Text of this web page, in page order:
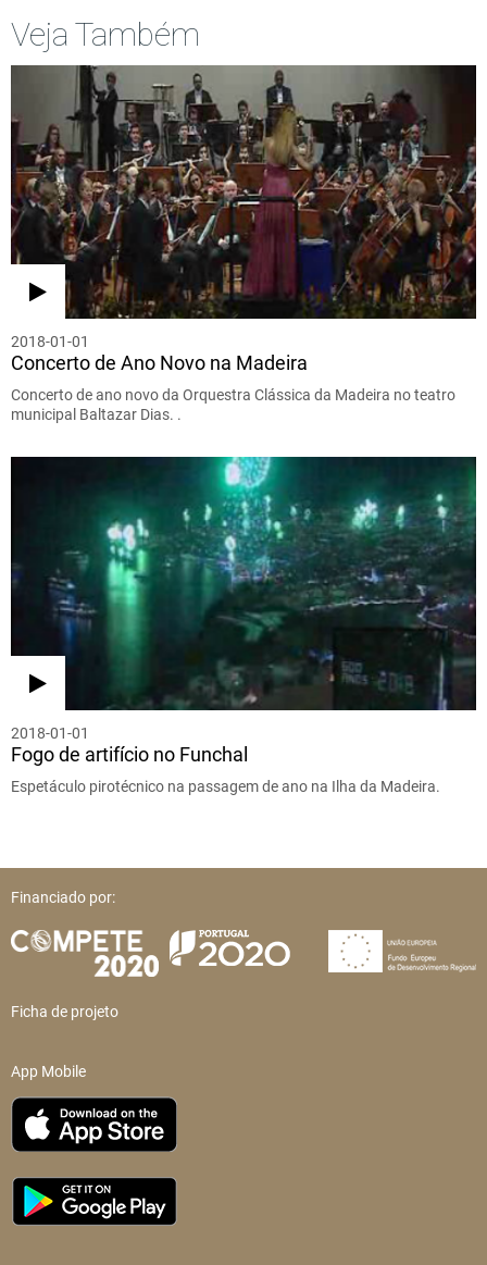
Veja Também
2018-01-01
Concerto de Ano Novo na Madeira
Concerto de ano novo da Orquestra Clássica da Madeira no teatro
municipal Baltazar Dias. .
2018-01-01
Fogo de artifício no Funchal
Espetáculo pirotécnico na passagem de ano na Ilha da Madeira.
Financiado por:
Ficha de projeto
App Mobile